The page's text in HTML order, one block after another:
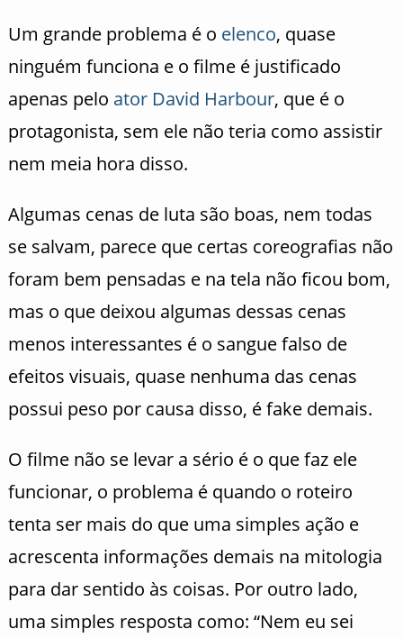
Um grande problema é o elenco, quase
ninguém funciona e o filme é justificado
apenas pelo ator David Harbour, que é o
protagonista, sem ele não teria como assistir
nem meia hora disso.
Algumas cenas de luta são boas, nem todas
se salvam, parece que certas coreografias não
foram bem pensadas e na tela não ficou bom,
mas o que deixou algumas dessas cenas
menos interessantes é o sangue falso de
efeitos visuais, quase nenhuma das cenas
possui peso por causa disso, é fake demais.
O filme não se levar a sério é o que faz ele
funcionar, o problema é quando o roteiro
tenta ser mais do que uma simples ação e
acrescenta informações demais na mitologia
para dar sentido às coisas. Por outro lado,
uma simples resposta como: “Nem eu sei